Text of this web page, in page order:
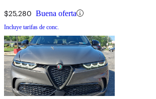
$25,280 Buena oferta
Incluye tarifas de conc.